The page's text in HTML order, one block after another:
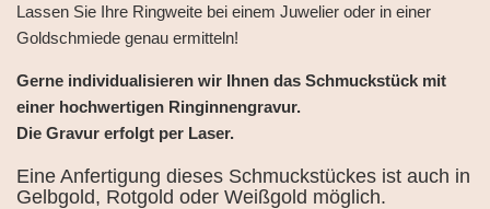
Lassen Sie Ihre Ringweite bei einem Juwelier oder in einer
Goldschmiede genau ermitteln!
Gerne individualisieren wir Ihnen das Schmuckstück mit
einer hochwertigen Ringinnengravur.
Die Gravur erfolgt per Laser.
Eine Anfertigung dieses Schmuckstückes ist auch in
Gelbgold, Rotgold oder Weißgold möglich.